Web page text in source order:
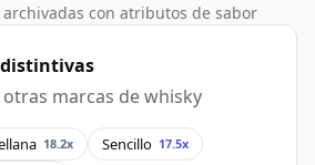
archivadas con atributos de sabor
marcas de whisky
18.2x Sencillo 17.5x